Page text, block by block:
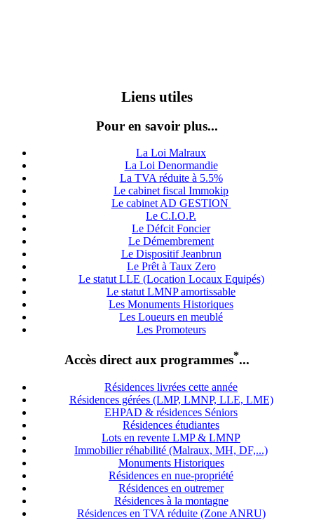
Liens utiles
Pour en savoir plus...
La Loi Malraux
La Loi Denormandie
La TVA réduite à 5.5%
Le cabinet fiscal Immokip
Le cabinet AD GESTION
Le C.I.O.P.
Le Défcit Foncier
Le Démembrement
Le Dispositif Jeanbrun
Le Prêt à Taux Zero
Le statut LLE (Location Locaux Equipés)
Le statut LMNP amortissable
Les Monuments Historiques
Les Loueurs en meublé
Les Promoteurs
Accès direct aux programmes*...
Résidences livrées cette année
Résidences gérées (LMP, LMNP, LLE, LME)
EHPAD & résidences Séniors
Résidences étudiantes
Lots en revente LMP & LMNP
Immobilier réhabilité (Malraux, MH, DF,...)
Monuments Historiques
Résidences en nue-propriété
Résidences en outremer
Résidences à la montagne
Résidences en TVA réduite (Zone ANRU)